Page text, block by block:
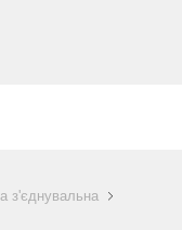
з'єднувальна